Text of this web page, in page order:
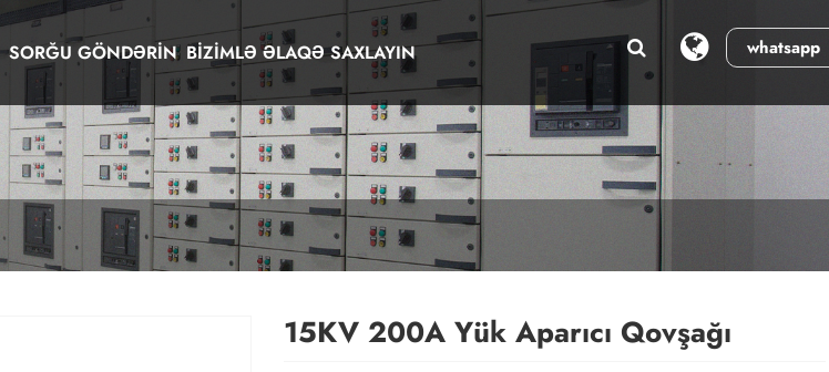
whatsapp
SORĞU GÖNDƏRIN BIZIMLƏ ƏLAQƏ SAXLAYIN
15KV 200A Yük Aparıcı Qovşağı